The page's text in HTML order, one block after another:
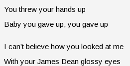
You threw your hands up
Baby you gave up, you gave up
I can’t believe how you looked at me
With your James Dean glossy eyes